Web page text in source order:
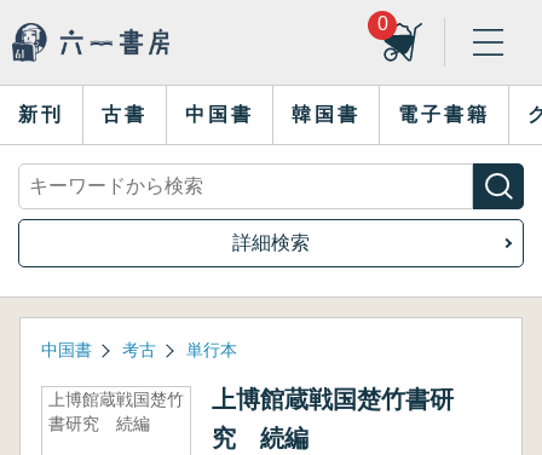
0
新刊 古書 中国書 韓国書 電子書籍
詳細検索
中国書 考古 単行本
上博館蔵戦国楚竹
書研究 続編
上博館蔵戦国楚竹書研
究 続編